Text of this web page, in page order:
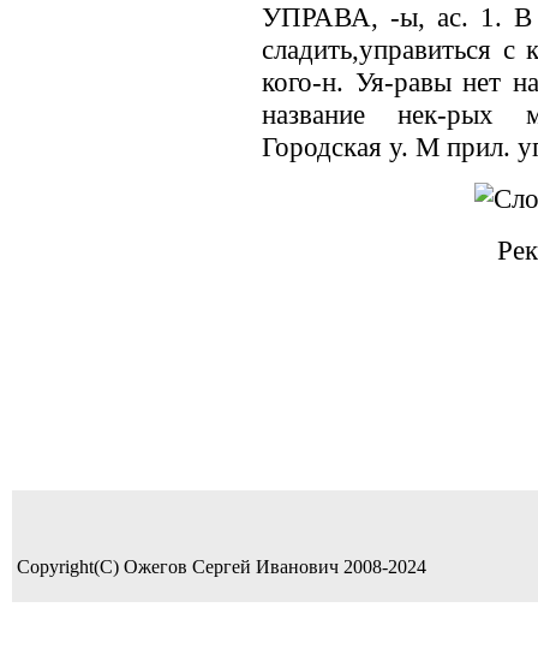
УПРАВА, -ы, ас. 1. В
сладить,управиться
кого-н. Уя-равы нет
название нек-рых
Городская у. М прил.
Copyright(C) Ожегов Сергей Иванович 2008-2024